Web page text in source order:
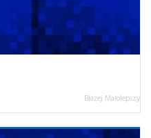
Błażej Małolepszy